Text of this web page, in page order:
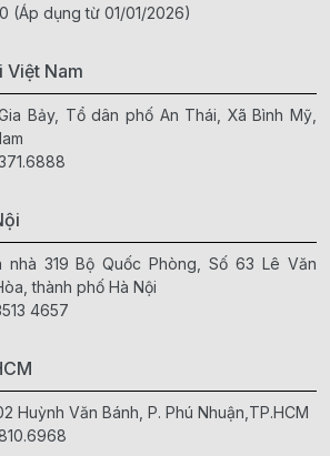
(Áp dụng từ 01/01/2026)
Việt Nam
Bảy, Tổ dân phố An Thái, Xã Bình Mỹ,
319 Bộ Quốc Phòng, Số 63 Lê Văn
thành phố Hà Nội
4657
Huỳnh Văn Bánh, P. Phú Nhuận,TP.HCM